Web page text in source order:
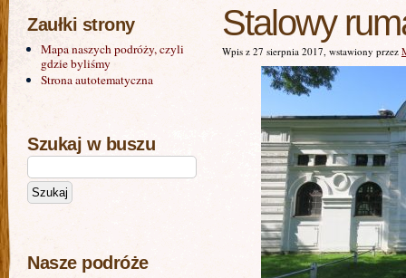
Stalowy
Wpis z 27 sierpnia 2017, wstawiony przez
Zaułki strony
Mapa naszych podróży, czyli
gdzie byliśmy
Strona autotematyczna
Szukaj w buszu
Nasze podróże